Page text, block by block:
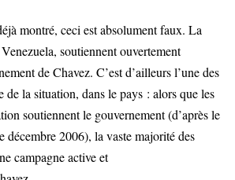
montré, ceci est absolument faux. La
soutiennent ouvertement
de Chavez. C’est d’ailleurs l’une des
de la situation, dans le pays : alors que les
soutiennent le gouvernement (d’après le
décembre 2006), la vaste majorité des
campagne active et